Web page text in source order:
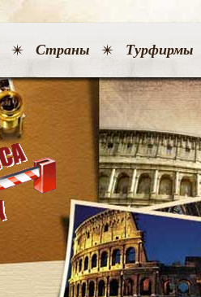
Страны Турфирмы